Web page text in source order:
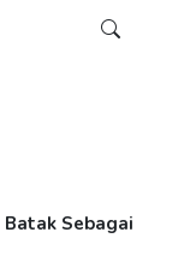
Sebagai